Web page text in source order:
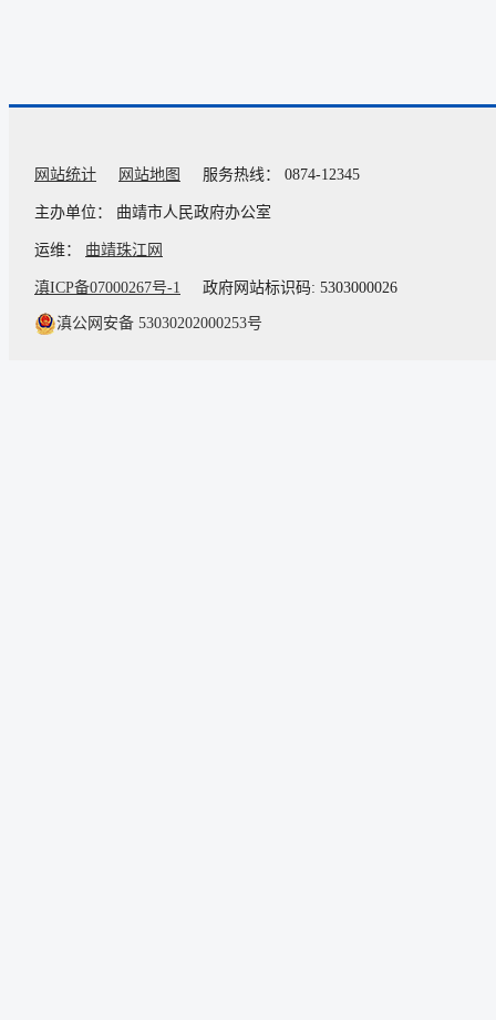
网站统计 网站地图 服务热线： 0874-12345
主办单位： 曲靖市人民政府办公室
运维： 曲靖珠江网
滇ICP备07000267号-1 政府网站标识码: 5303000026
滇公网安备 53030202000253号